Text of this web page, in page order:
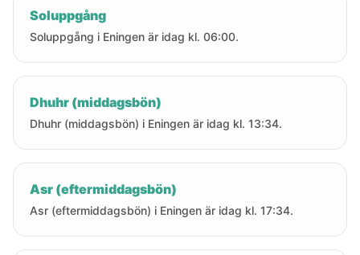
Soluppgång
Soluppgång i Eningen är idag kl. 06:00.
Dhuhr (middagsbön)
Dhuhr (middagsbön) i Eningen är idag kl. 13:34.
Asr (eftermiddagsbön)
Asr (eftermiddagsbön) i Eningen är idag kl. 17:34.